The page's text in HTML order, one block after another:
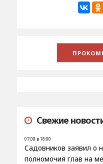
Свежие
07.08 в 18:00
Садовников заявил о
полномочия глав на